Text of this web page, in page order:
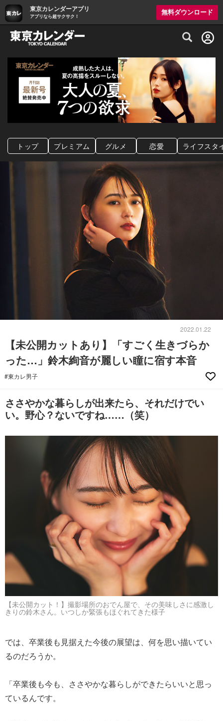
東京カレンダーアプリ
アプリなら超サクサク！
無料ダウンロード
グルメ情報・プレミアムレストラン予約
トップ プレミアム グルメ 恋愛 ライフスタ
2022.01.22
【未公開カットあり】「すごく生きづらか
った…」鈴木絢音が麗しい瞳に宿す本音
#東カレ男子
ささやかな暮らしが出来たら、それだけでい
い。野心？ないですね……（笑）
【未公開カット！】撮影場所のおでん屋で、その美味しさに感激し
きりの鈴木さん。いつしか緊張もほぐれてきた様子
では、卒業後も見据えた今後の展望は、何を思い描いてい
るのだろうか。
「卒業後も今も、ささやかな暮らしができたらいいと思っ
ているんです。